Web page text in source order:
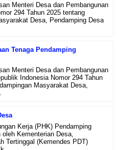
Menteri Desa dan Pembangunan
294 Tahun 2025 tentang
Desa, Pendamping Desa
Tenaga Pendamping
Menteri Desa dan Pembangunan
Indonesia Nomor 294 Tahun
Masyarakat Desa,
Kerja (PHK) Pendamping
Kementerian Desa,
Tertinggal (Kemendes PDT)